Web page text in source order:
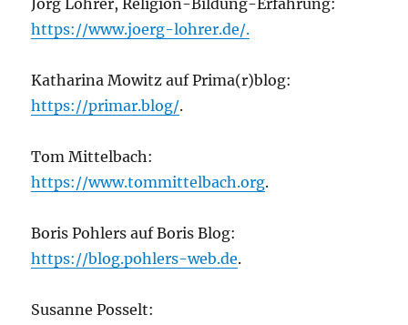
Jörg Lohrer, Religion-Bildung-Erfahrung:
https://www.joerg-lohrer.de/.
Katharina Mowitz auf Prima(r)blog:
https://primar.blog/.
Tom Mittelbach:
https://www.tommittelbach.org.
Boris Pohlers auf Boris Blog:
https://blog.pohlers-web.de.
Susanne Posselt: